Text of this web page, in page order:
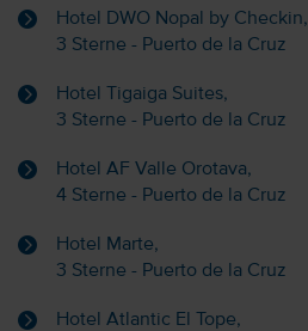
Hotel DWO Nopal by Checkin,
3 Sterne - Puerto de la Cruz
Hotel Tigaiga Suites,
3 Sterne - Puerto de la Cruz
Hotel AF Valle Orotava,
4 Sterne - Puerto de la Cruz
Hotel Marte,
3 Sterne - Puerto de la Cruz
Hotel Atlantic El Tope,